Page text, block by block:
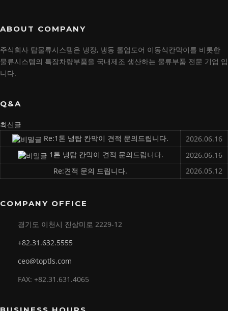
ABOUT COMPANY
주식회사 탑물류시스템은 냉장, 냉동 롤업도어 이동식칸막이를 비롯한
물류시스템의 특장차량부품을 국내제조 생산하는 물류부품 전문 기업 입
니다.
Q&A
최신글
Re:1톤 냉탑 칸막이 견적 문의드립니다.
2026.06.16
1톤 냉탑 칸막이 견적 문의드립니다.
2026.06.16
Re:견적 문의 드립니다.
2026.05.12
COMPANY OFFICE
경기도 이천시 진상미로 2229-12
+82.31.632.5555
ceo@toptls.com
FAX: +82.31.631.4065